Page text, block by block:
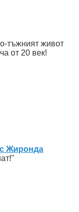
тъжният живот
от 20 век!
Жиронда